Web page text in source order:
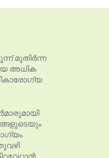
മുതിർന്ന
അധിക